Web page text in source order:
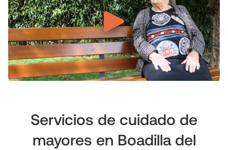
Servicios de cuidado de
mayores en Boadilla del